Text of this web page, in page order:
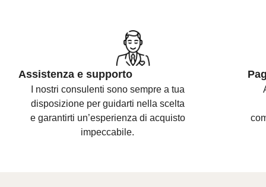
Assistenza e supporto
I nostri consulenti sono sempre a tua
disposizione per guidarti nella scelta
e garantirti un’esperienza di acquisto
impeccabile.